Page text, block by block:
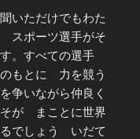
いただけでもわた
スポーツ選手がそ
。すべての選手
もとに 力を競う
争いながら仲良く
が まことに世界
るでしょう いだて